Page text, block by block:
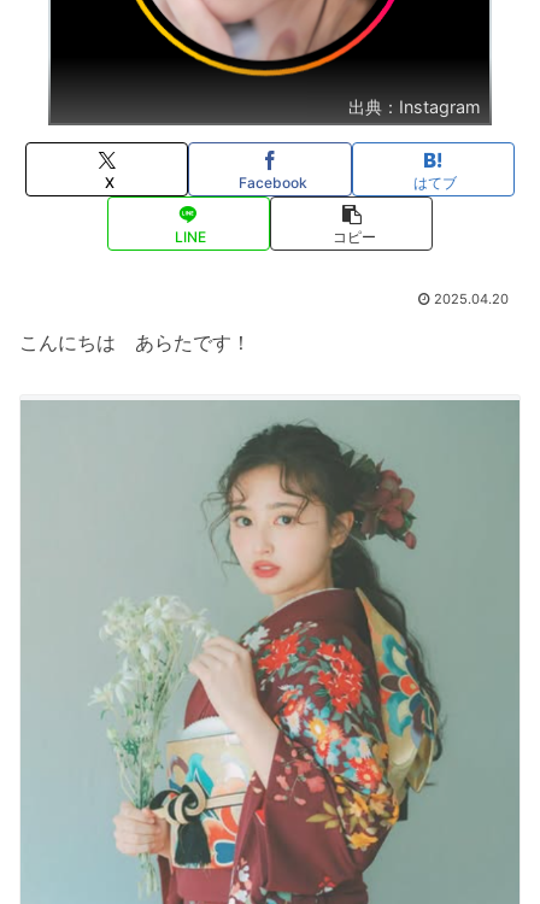
出典：Instagram
X Facebook はてブ
LINE コピー
2025.04.20
こんにちは あらたです！